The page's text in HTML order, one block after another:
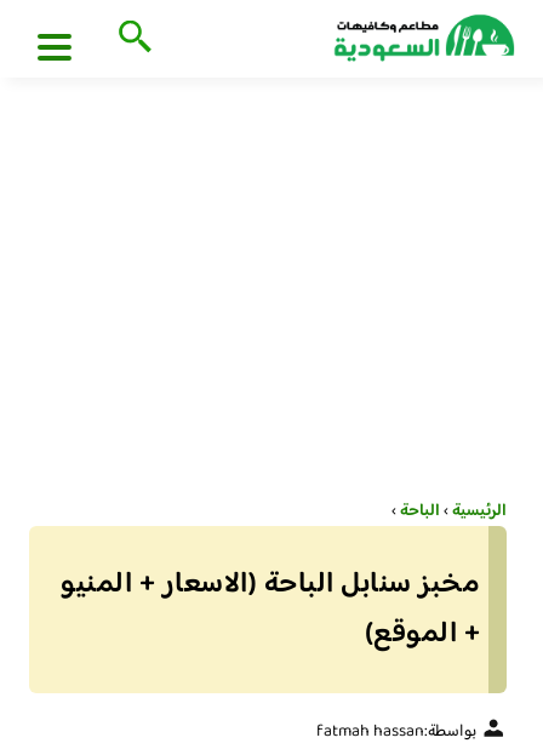
الرئيسية›الباحة›
مخبز سنابل الباحة (الاسعار + المنيو
+ الموقع)
بواسطة:fatmah hassan